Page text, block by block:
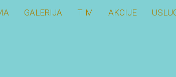
GALERIJA TIM AKCIJE